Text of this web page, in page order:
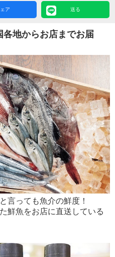
ア 送る
地からお店までお届
言っても魚介の鮮度！
鮮魚をお店に直送している